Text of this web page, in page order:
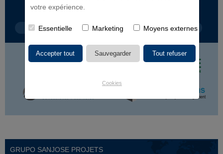
votre expérience.
Essentielle Marketing Moyens externes
Cookies
TYPE DE PROJET NOM DU PROJET
GRUPO SANJOSE PROJETS